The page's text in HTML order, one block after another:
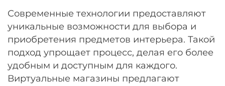
Современные технологии предоставляют
уникальные возможности для выбора и
приобретения предметов интерьера. Такой
подход упрощает процесс, делая его более
удобным и доступным для каждого.
Виртуальные магазины предлагают